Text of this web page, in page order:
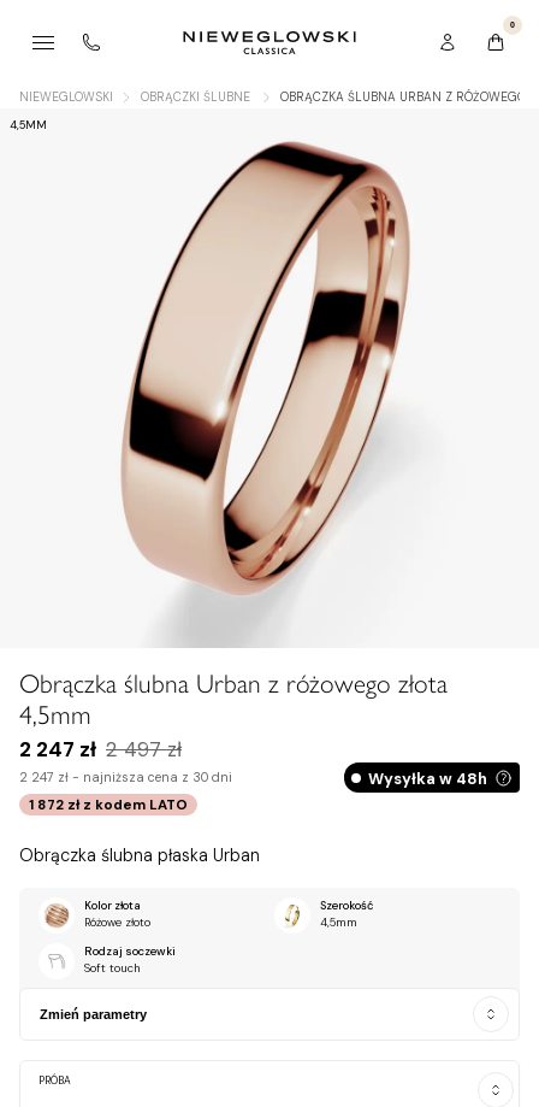
0
NIEWEGLOWSKI OBRĄCZKI ŚLUBNE OBRĄCZKA ŚLUBNA URBAN Z RÓŻOWEGO
4,5MM
Obrączka ślubna Urban z różowego złota
4,5mm
2 247 zł 2 497 zł
2 247 zł - najniższa cena z 30 dni
1 872 zł z kodem LATO
Wysyłka w 48h
Obrączka ślubna płaska Urban
Kolor złota
Różowe złoto
Szerokość
4,5mm
Rodzaj soczewki
Soft touch
Zmień parametry
PRÓBA